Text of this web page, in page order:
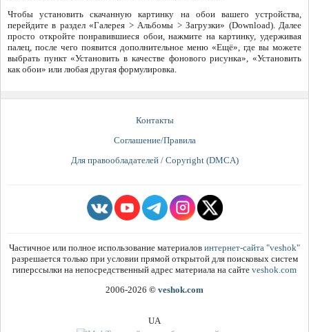
Чтобы установить скачанную картинку на обои вашего устройства,
перейдите в раздел «Галерея > Альбомы > Загрузки» (Download). Далее
просто откройте понравившиеся обои, нажмите на картинку, удерживая
палец, после чего появится дополнительное меню «Ещё», где вы можете
выбрать пункт «Установить в качестве фонового рисунка», «Установить
как обои» или любая другая формулировка.
Контакты
Соглашение/Правила
Для правообладателей / Copyright (DMCA)
Частичное или полное использование материалов интернет-сайта "veshok"
разрешается только при условии прямой открытой для поисковых систем
гиперссылки на непосредственный адрес материала на сайте veshok.com
2006-2026 © veshok.com
UA